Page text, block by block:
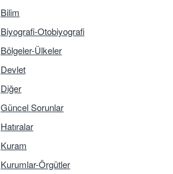
Bilim
Biyografi-Otobiyografi
Bölgeler-Ülkeler
Devlet
Diğer
Güncel Sorunlar
Hatıralar
Kuram
Kurumlar-Örgütler